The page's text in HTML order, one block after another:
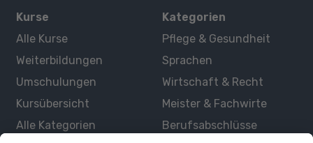
Kurse
Alle Kurse
Weiterbildungen
Umschulungen
Kursübersicht
Alle Kategorien
Kategorien
Pflege & Gesundheit
Sprachen
Wirtschaft & Recht
Meister & Fachwirte
Berufsabschlüsse